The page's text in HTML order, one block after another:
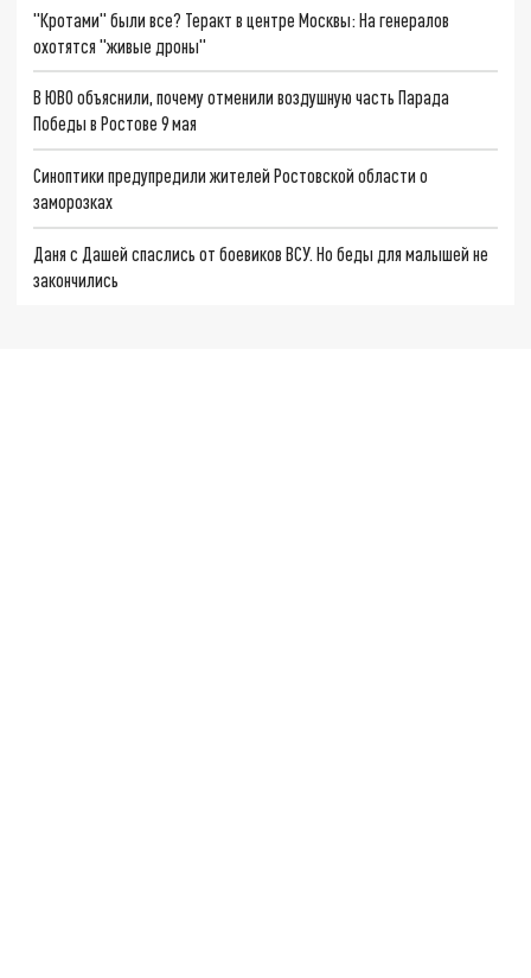
"Кротами" были все? Теракт в центре Москвы: На генералов
охотятся "живые дроны"
В ЮВО объяснили, почему отменили воздушную часть Парада
Победы в Ростове 9 мая
Синоптики предупредили жителей Ростовской области о
заморозках
Даня с Дашей спаслись от боевиков ВСУ. Но беды для малышей не
закончились